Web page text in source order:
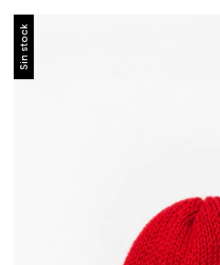
Sin stock